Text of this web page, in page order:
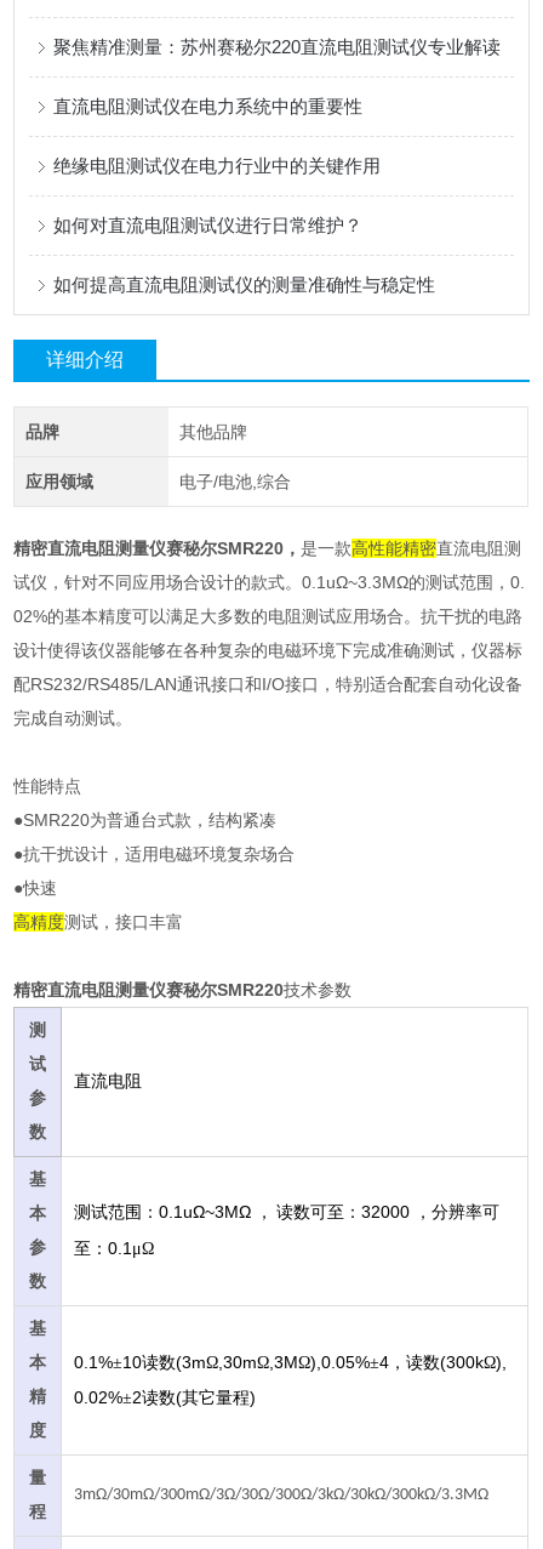
聚焦精准测量：苏州赛秘尔220直流电阻测试仪专业解读
直流电阻测试仪在电力系统中的重要性
绝缘电阻测试仪在电力行业中的关键作用
如何对直流电阻测试仪进行日常维护？
如何提高直流电阻测试仪的测量准确性与稳定性
详细介绍
品牌 其他品牌
应用领域 电子/电池,综合
精密直流电阻测量仪赛秘尔SMR220 ，是一款高性能精密直流电阻测
试仪，针对不同应用场合设计的款式。0.1uΩ~3.3MΩ的测试范围，0.
02%的基本精度可以满足大多数的电阻测试应用场合。抗干扰的电路
设计使得该仪器能够在各种复杂的电磁环境下完成准确测试，仪器标
配RS232/RS485/LAN通讯接口和I/O接口，特别适合配套自动化设备
完成自动测试。
性能特点
●SMR220为普通台式款，结构紧凑
●抗干扰设计，适用电磁环境复杂场合
●快速
高精度测试，接口丰富
精密直流电阻测量仪赛秘尔SMR220技术参数
测
试
参
数
直流电阻
基
本
参
数
测试范围：0.1uΩ~3ΜΩ ， 读数可至：32000
，分辨率可
至：0.1 μΩ
基
本
精
度
0.1%±10读数(3mΩ ,30mΩ ,3MΩ),0.05%±4 ，读数(300kΩ),
0.02%±2读数(其它量程)
量
程
3mΩ/30mΩ/300mΩ/3Ω/30Ω/300Ω/3kΩ/30kΩ/300kΩ/3.3MΩ